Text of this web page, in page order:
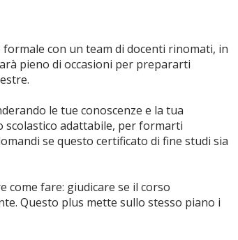
con un team di docenti rinomati, in
pieno di occasioni per prepararti
le tue conoscenze e la tua
scolastico adattabile, per formarti
se questo certificato di fine studi sia
fare: giudicare se il corso
Questo plus mette sullo stesso piano i